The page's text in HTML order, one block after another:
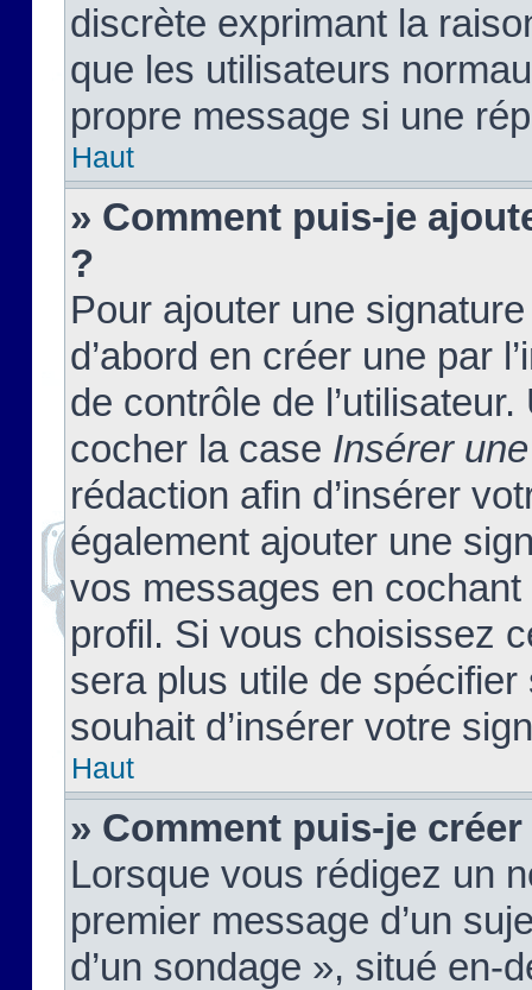
discrète exprimant la
que les utilisateurs
propre message si une
Haut
» Comment puis-je
?
Pour ajouter une
d’abord en créer une par
de contrôle de
cocher la case Insérer
rédaction afin d’insérer
également ajouter une
vos messages en
profil. Si vous choisissez
sera plus utile de
souhait d’insérer votre
Haut
» Comment puis-je
Lorsque vous rédigez un
premier message d’un
d’un sondage », situé en-